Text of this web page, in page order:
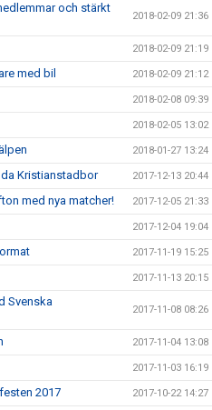
och stärkt
2018-02-09 21:36
2018-02-09 21:19
med bil 2018-02-09 21:12
2018-02-08 09:39
2018-02-05 13:02
2018-01-27 13:24
Kristianstadbor 2017-12-13 20:44
med nya matcher! 2017-12-05 21:33
2017-12-04 19:04
2017-11-19 15:25
2017-11-13 20:15
Svenska
2017-11-08 08:26
2017-11-04 13:08
2017-11-03 16:19
2017 2017-10-22 14:27